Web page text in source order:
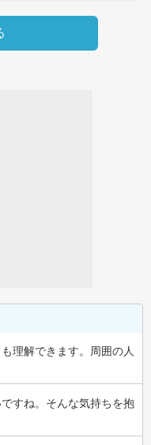
理解できます。周囲の人
すね。そんな気持ちを抱